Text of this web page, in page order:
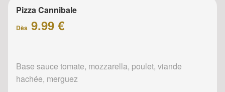
Pizza Cannibale
Dès 9.99 €
Base sauce tomate, mozzarella, poulet, viande
hachée, merguez